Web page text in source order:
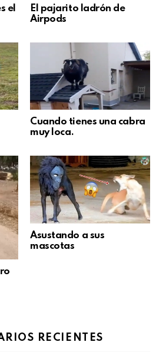
el
El pajarito ladrón de
Airpods
Cuando tienes una cabra
muy loca.
Asustando a sus
mascotas
RECIENTES